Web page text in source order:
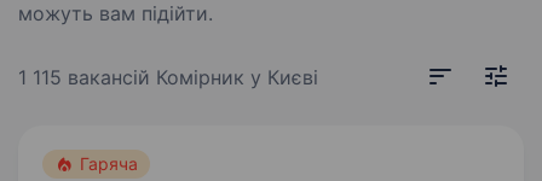
можуть вам підійти.
1 115 вакансій Комірник у Києві
Гаряча